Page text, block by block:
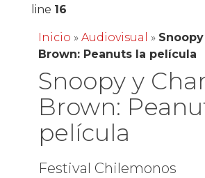
line 16
Inicio » Audiovisual »
Brown: Peanuts la película
Snoopy y
Brown:
película
Festival Chilemonos